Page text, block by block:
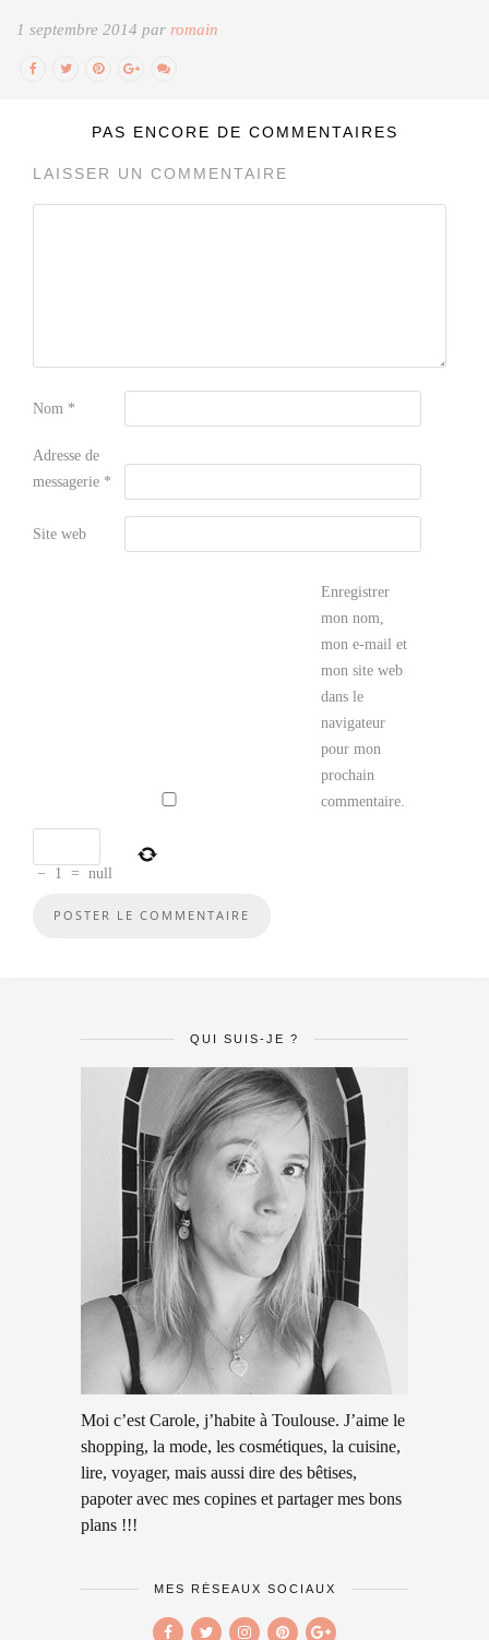
1 septembre 2014 par romain
PAS ENCORE DE COMMENTAIRES
LAISSER UN COMMENTAIRE
Nom *
Adresse de
messagerie *
Site web
Enregistrer
mon nom,
mon e-mail et
mon site web
dans le
navigateur
pour mon
prochain
commentaire.
− 1 = null
QUI SUIS-JE ?
Moi c’est Carole, j’habite à Toulouse. J’aime le
shopping, la mode, les cosmétiques, la cuisine,
lire, voyager, mais aussi dire des bêtises,
papoter avec mes copines et partager mes bons
plans !!!
MES RÉSEAUX SOCIAUX